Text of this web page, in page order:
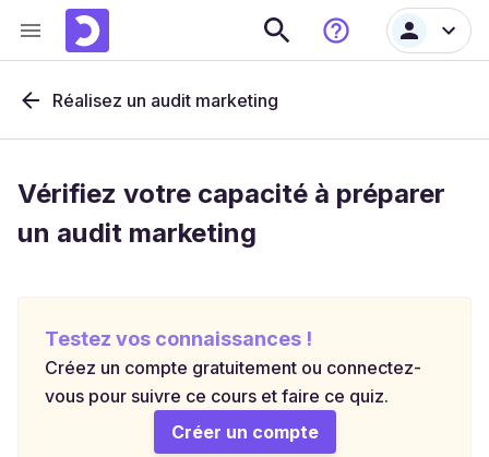
Réalisez un audit marketing
Vérifiez votre capacité à préparer
un audit marketing
Testez vos connaissances !
Créez un compte gratuitement ou connectez-
vous pour suivre ce cours et faire ce quiz.
Créer un compte